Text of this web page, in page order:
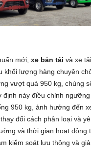
mới, xe bán tải và xe
khối lượng hàng chuyên
vượt quá 950 kg, chúng
định này điều chỉnh
950 kg, ảnh hưởng đến
đổi cách phân loại và
và thời gian hoạt động
kiểm soát lưu thông và